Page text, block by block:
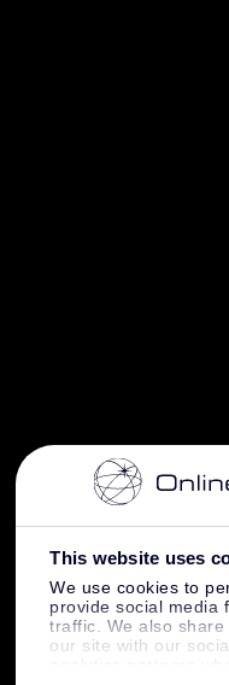
This website uses
We use cookies to
provide social media
traffic. We also
our site with our